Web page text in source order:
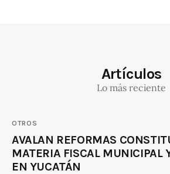
Artículos
Lo más reciente
OTROS
AVALAN REFORMAS
MATERIA FISCAL MUNICIPAL
EN YUCATÁN